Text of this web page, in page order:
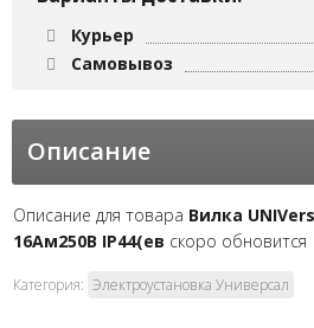
Курьер
Самовывоз
Описание
Описание для товара Вилка
16Ам250В IP44(ев скоро обновится
Категория: Электроустановка Универсал